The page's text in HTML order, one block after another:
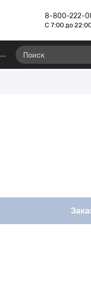
8-800-222-
С 7:00 до